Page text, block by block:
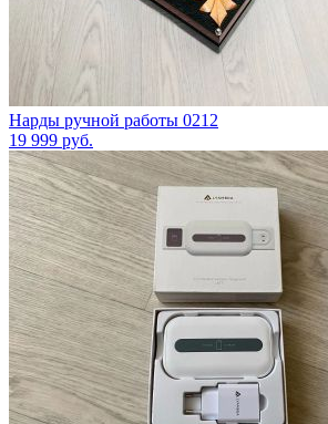
Нарды ручной работы 0212
19 999 руб.